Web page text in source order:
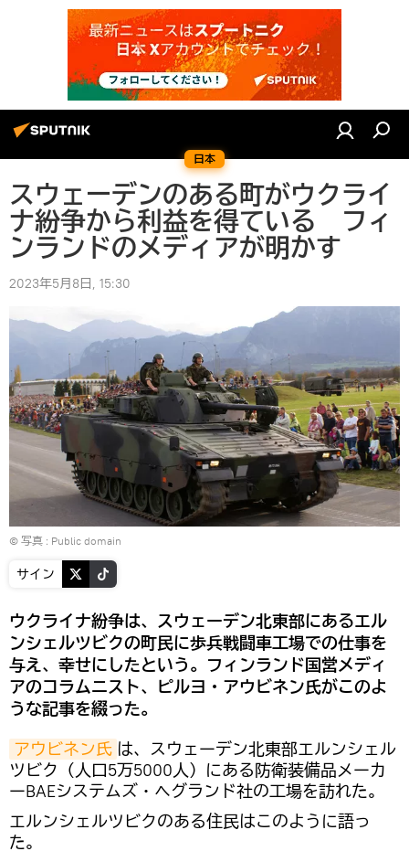
日本
スウェーデンのある町がウクライ
ナ紛争から利益を得ている フィ
ンランドのメディアが明かす
2023年5月8日, 15:30
© 写真 : Public domain
サイン
ウクライナ紛争は、スウェーデン北東部にあるエル
ンシェルツビクの町民に歩兵戦闘車工場での仕事を
与え、幸せにしたという。フィンランド国営メディ
アのコラムニスト、ピルヨ・アウビネン氏がこのよ
うな記事を綴った。
アウビネン氏 は、スウェーデン北東部エルンシェル
ツビク（人口5万5000人）にある防衛装備品メーカ
ーBAEシステムズ・ヘグランド社の工場を訪れた。
エルンシェルツビクのある住民はこのように語っ
た。